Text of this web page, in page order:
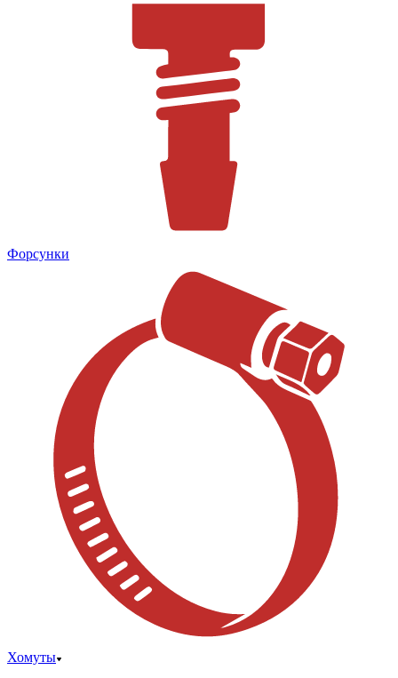
Форсунки
Хомуты